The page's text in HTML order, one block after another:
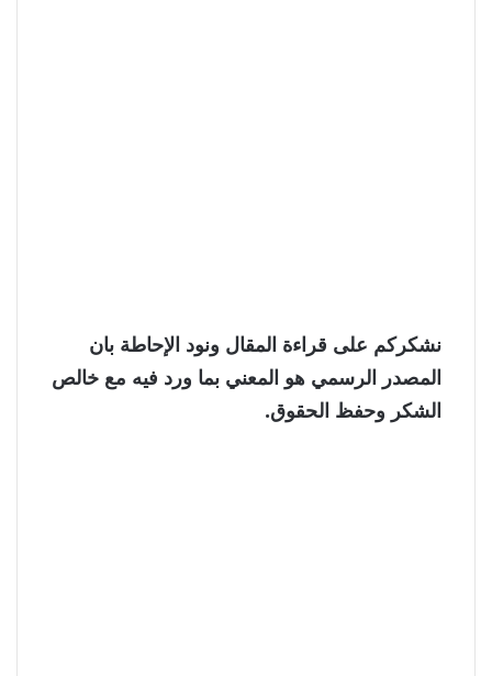
نشكركم على قراءة المقال ونود الإحاطة بان
المصدر الرسمي هو المعني بما ورد فيه مع خالص
الشكر وحفظ الحقوق.